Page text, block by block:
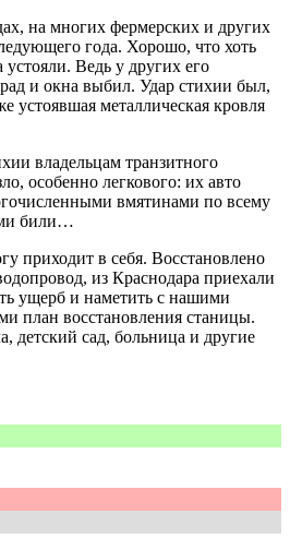
на многих фермерских и других
года. Хорошо, что хоть
Ведь у других его
и окна выбил. Удар стихии был,
устоявшая металлическая кровля
владельцам транзитного
особенно легкового: их авто
вмятинами по всему
били…
приходит в себя. Восстановлено
из Краснодара приехали
ущерб и наметить с нашими
план восстановления станицы.
детский сад, больница и другие